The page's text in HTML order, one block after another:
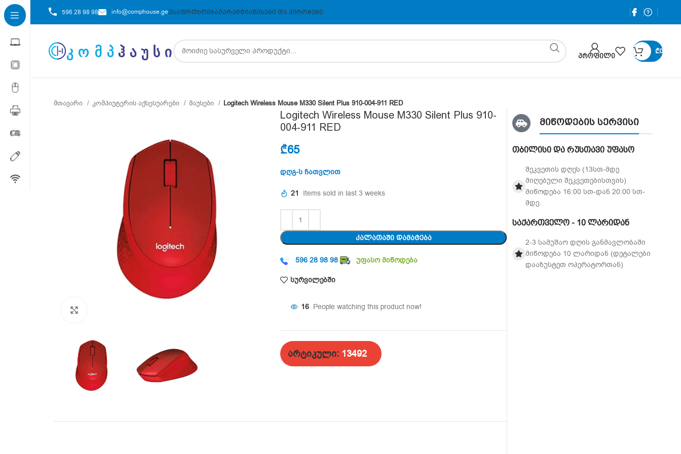
596 28 98 98 info@comphouse.geᲣᲡᲐᲤᲠᲗᲮᲝᲔᲑᲐᲒᲐᲠᲐᲜᲢᲘᲐᲬᲔᲡᲔᲑᲘ ᲓᲐ ᲞᲘᲠᲝᲑᲔᲑᲘ
ᲞᲠᲝᲤᲘᲚᲘ
₾0
მთავარი კომპიუტერის აქსესუარები მაუსები Logitech Wireless Mouse M330 Silent Plus 910-004-911 RED
Logitech Wireless Mouse M330 Silent Plus 910-
004-911 RED
₾65
დღგ-ს ჩათვლით
21 Items sold in last 3 weeks
ᲙᲐᲚᲐᲗᲐᲨᲘ ᲓᲐᲛᲐᲢᲔᲑᲐ
596 28 98 98 უფასო მიწოდება
სურვილებში
16 People watching this product now!
არტიკული: 13492
მიწოდების სერვისი
თბილისი და რუსთავი უფასო
შეკვეთის დღეს (13სთ-მდე
მიღებული შეკვეთებისთვის)
მიწოდება 16:00 სთ-დან 20:00 სთ-
მდე.
საქართველო - 10 ლარიდან
2-3 სამუშაო დღის განმავლობაში
მიწოდება 10 ლარიდან (დეტალები
დააზუსტეთ ოპერატორთან)